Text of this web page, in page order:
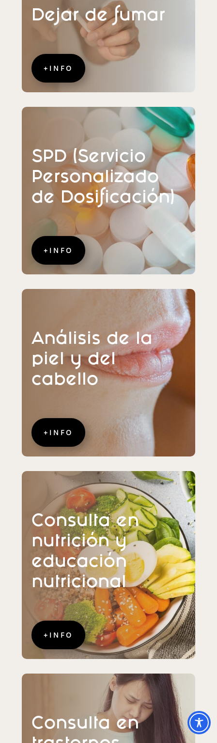
Dejar de fumar
+INFO
SPD (Servicio
Personalizado
de Dosificación)
+INFO
Análisis de la
piel y del
cabello
+INFO
Consulta en
nutrición y
educación
nutricional
+INFO
Consulta en